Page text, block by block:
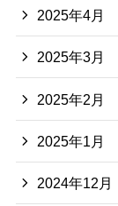
2025年4月
2025年3月
2025年2月
2025年1月
2024年12月